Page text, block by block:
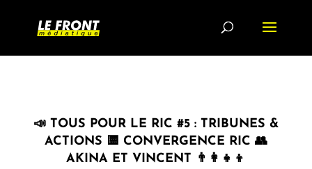
📣 TOUS POUR LE RIC #5 : TRIBUNES &
ACTIONS 🟨 CONVERGENCE RIC 👥
AKINA ET VINCENT 👨‍👩‍👧‍👦